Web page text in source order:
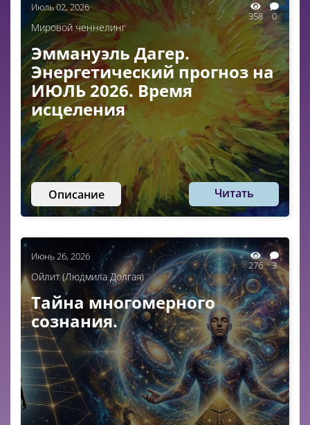
Июль 02, 2026
358 0
Мировой ченнелинг
Эммануэль Дагер.
Энергетический прогноз на
ИЮЛЬ 2026. Время
исцеления
Описание Читать
Июнь 26, 2026
276 3
Ойлит (Людмила Долгая)
Тайна многомерного
сознания.